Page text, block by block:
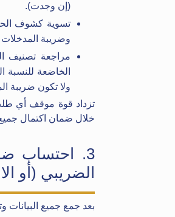
(إن وجدت).
تسوية كشوف
وضريبة المدخلات
الخاضعة للنسبة
ولا تكون ضريبة
تزداد قوة موقف أي
خلال ضمان اكتمال
3. احتساب
الضريبي (أو
بعد جمع جميع البيانات